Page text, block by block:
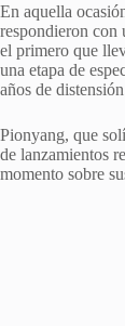
En aquella
respondieron con
el primero que
una etapa de
años de
Pionyang, que
de lanzamientos
momento sobre